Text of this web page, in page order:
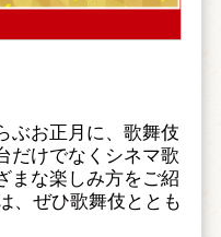
ぶお正月に、歌舞伎
だけでなくシネマ歌
まな楽しみ方をご紹
、ぜひ歌舞伎ととも